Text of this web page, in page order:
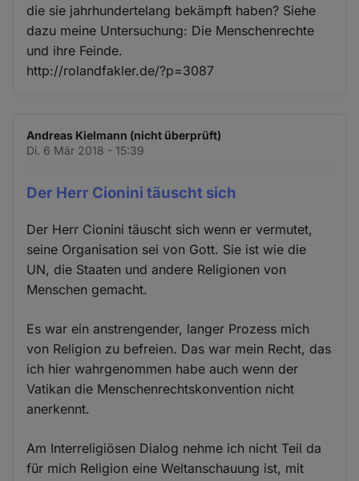
die sie jahrhundertelang bekämpft haben? Siehe
dazu meine Untersuchung: Die Menschenrechte
und ihre Feinde.
http://rolandfakler.de/?p=3087
Andreas Kielmann (nicht überprüft)
Di. 6 Mär 2018 - 15:39
Der Herr Cionini täuscht sich
Der Herr Cionini täuscht sich wenn er vermutet,
seine Organisation sei von Gott. Sie ist wie die
UN, die Staaten und andere Religionen von
Menschen gemacht.
Es war ein anstrengender, langer Prozess mich
von Religion zu befreien. Das war mein Recht, das
ich hier wahrgenommen habe auch wenn der
Vatikan die Menschenrechtskonvention nicht
anerkennt.
Am Interreligiösen Dialog nehme ich nicht Teil da
für mich Religion eine Weltanschauung ist, mit